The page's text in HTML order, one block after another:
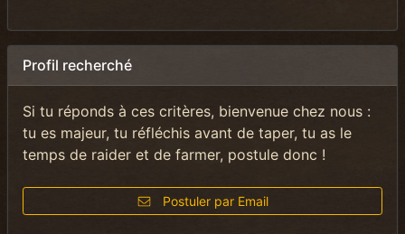
Profil recherché
Si tu réponds à ces critères, bienvenue chez nous :
tu es majeur, tu réfléchis avant de taper, tu as le
temps de raider et de farmer, postule donc !
Postuler par Email